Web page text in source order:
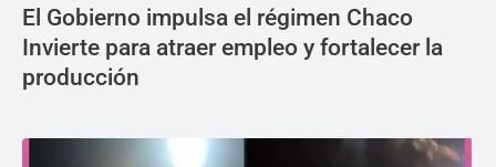
El Gobierno impulsa el régimen Chaco
Invierte para atraer empleo y fortalecer la
producción